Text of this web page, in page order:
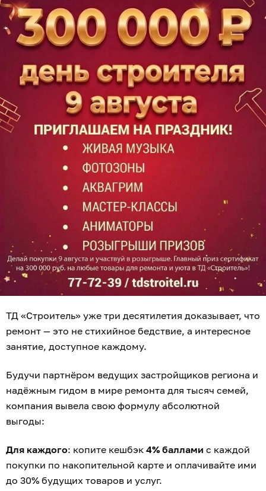
ТД «Строитель» уже три десятилетия доказывает, что
ремонт — это не стихийное бедствие, а интересное
занятие, доступное каждому.
Будучи партнёром ведущих застройщиков региона и
надёжным гидом в мире ремонта для тысяч семей,
компания вывела свою формулу абсолютной
выгоды:
Для каждого: копите кешбэк 4% баллами с каждой
покупки по накопительной карте и оплачивайте ими
до 30% будущих товаров и услуг.